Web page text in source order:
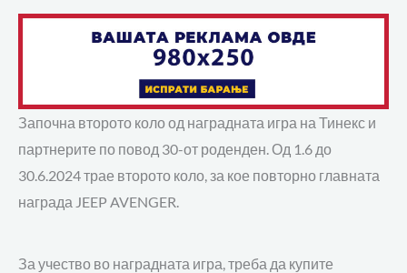
Започна второто колоод наградната игра на Тинекс и
партнерите по повод 30-от роденден.Од 1.6 до
30.6.2024 трае второто коло, за кое повторно главната
награда JEEP AVENGER.
За учество во наградната игра, треба да купите